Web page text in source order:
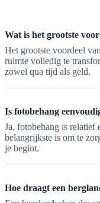
Wat is het grootste
Het grootste voordeel
ruimte volledig te
zowel qua tijd als geld.
Is fotobehang
Ja, fotobehang is relatief
belangrijkste is om te
je begint.
Hoe draagt een